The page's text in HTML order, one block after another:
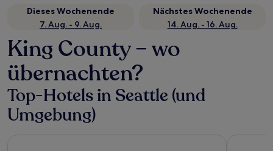
Dieses Wochenende
7. Aug. - 9. Aug.
Nächstes Wochenende
14. Aug. - 16. Aug.
King County – wo
übernachten?
Top-Hotels in Seattle (und
Umgebung)